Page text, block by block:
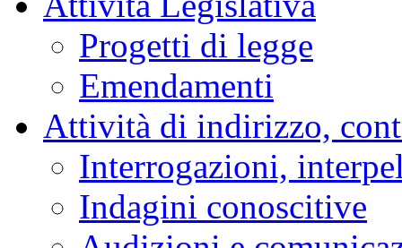
Progetti di legge
Emendamenti
Attività di indirizzo,
Interrogazioni,
Indagini conoscitive